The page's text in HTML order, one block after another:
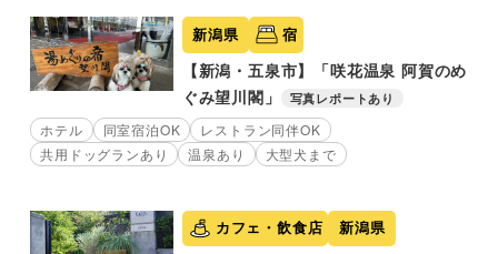
新潟県 宿
【新潟・五泉市】「咲花温泉 阿賀のめ
ぐみ望川閣」
写真レポートあり
ホテル 同室宿泊OK
レストラン同伴OK
共用ドッグランあり
温泉あり 大型犬まで
カフェ・飲食店 新潟県